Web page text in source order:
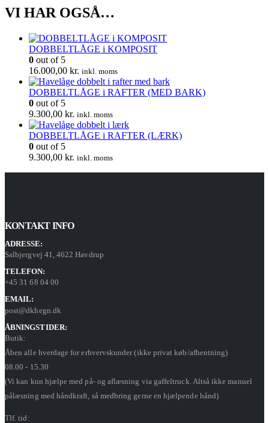
VI HAR OGSÅ…
DOBBELTLÅGE i KOMPOSIT
0 out of 5
16.000,00 kr. inkl. moms
DOBBELTLÅGE i RAFTER (MED BARK)
0 out of 5
9.300,00 kr. inkl. moms
DOBBELTLÅGE i RAFTER (LÆRK)
0 out of 5
9.300,00 kr. inkl. moms
KONTAKT INFO
ADRESSE:
Salbjergvej 41, 4622 Havdrup
TELEFON:
+45 31 68 04 00
EMAIL:
post@dkhegn.dk
ÅBNINGSTIDER:
Butik:
Åben alle hverdage for erhvervskunder (ikke privat køb/afhentning)
08.00 - 15.30
(Vi kan kun hjælpe med på- og aflæsning via gaffeltruck. Altså ikke manuel
pålæsning med håndkraft, så medbring gerne en hjælpende hånd)
Tlf. tid: